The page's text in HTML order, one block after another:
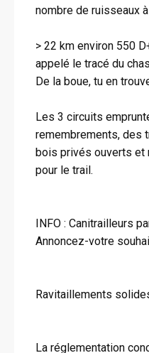
nombre de ruisseaux
> 22 km environ 550
appelé le tracé du
De la boue, tu en
Les 3 circuits
remembrements, des
bois privés ouverts et
pour le trail.
INFO : Canitrailleurs
Annoncez-votre
Ravitaillements
La réglementation